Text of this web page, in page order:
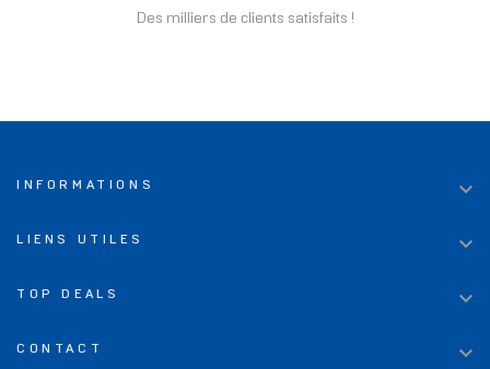
Des milliers de clients satisfaits !
INFORMATIONS 
LIENS UTILES 
TOP DEALS 
CONTACT 